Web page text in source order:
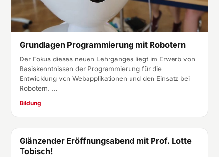
Grundlagen Programmierung mit Robotern
Der Fokus dieses neuen Lehrganges liegt im Erwerb von
Basiskenntnissen der Programmierung für die
Entwicklung von Webapplikationen und den Einsatz bei
Robotern. …
Bildung
Baden
Glänzender Eröffnungsabend mit Prof. Lotte
Tobisch!